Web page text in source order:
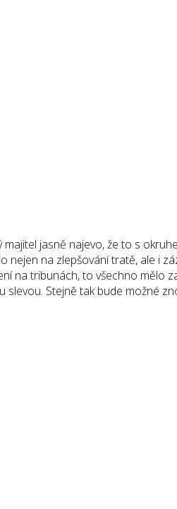
jasně najevo, že to s
na zlepšování tratě, ale i
na tribunách, to všechno mělo
Stejně tak bude možné